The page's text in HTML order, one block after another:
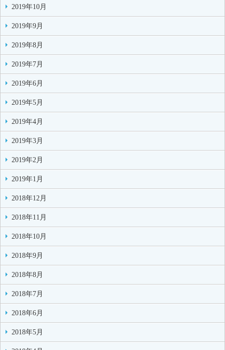
2019年10月
2019年9月
2019年8月
2019年7月
2019年6月
2019年5月
2019年4月
2019年3月
2019年2月
2019年1月
2018年12月
2018年11月
2018年10月
2018年9月
2018年8月
2018年7月
2018年6月
2018年5月